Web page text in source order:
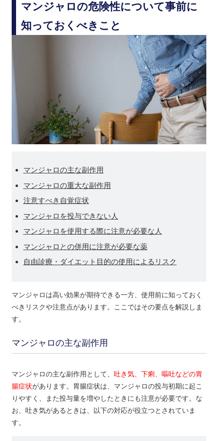
マンジャロの危険性について事前に
知っておくべきこと
マンジャロの主な副作用
マンジャロの重大な副作用
注意すべき自覚症状
マンジャロを投与できない人
マンジャロを使用する際に注意が必要な人
マンジャロとの併用に注意が必要な薬
自由診療・ダイエット目的の使用によるリスク
マンジャロは高い効果が期待できる一方、使用前に知っておく
べきリスクや注意点があります。ここではその要点を解説しま
す。
マンジャロの主な副作用
マンジャロの主な副作用として、 吐き気、下痢、嘔吐などの胃
腸症状があります。胃腸症状は、マンジャロの投与初期に起こ
りやすく、また投与量を増やしたときにも注意が必要です。な
お、吐き気があるときは、以下の対応が役立つとされていま
す。